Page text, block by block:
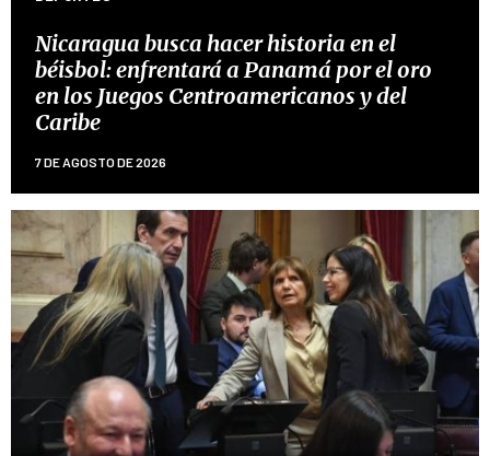
Nicaragua busca hacer historia en el
béisbol: enfrentará a Panamá por el oro
en los Juegos Centroamericanos y del
Caribe
7 DE AGOSTO DE 2026